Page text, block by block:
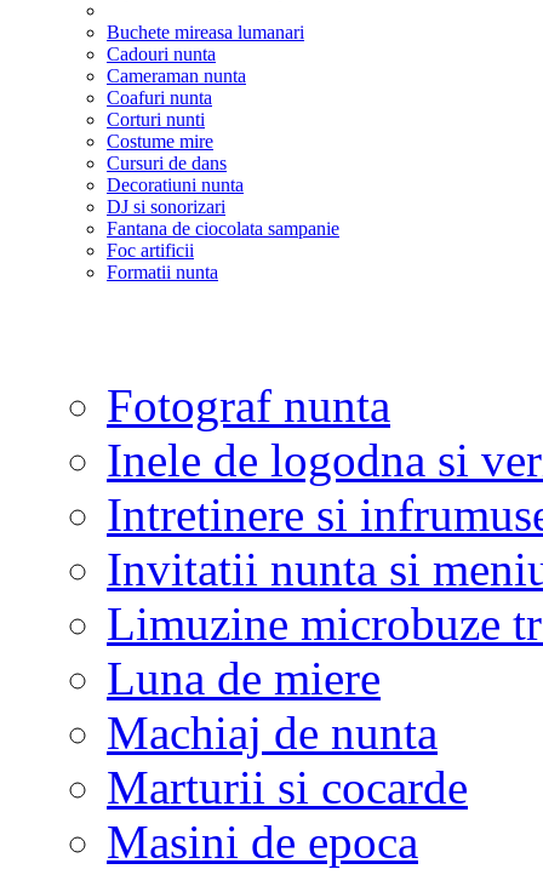
Buchete mireasa lumanari
Cadouri nunta
Cameraman nunta
Coafuri nunta
Corturi nunti
Costume mire
Cursuri de dans
Decoratiuni nunta
DJ si sonorizari
Fantana de ciocolata sampanie
Foc artificii
Formatii nunta
Fotograf nunta
Inele de logodna si
Intretinere si
Invitatii nunta si
Limuzine microbuze
Luna de miere
Machiaj de nunta
Marturii si cocarde
Masini de epoca